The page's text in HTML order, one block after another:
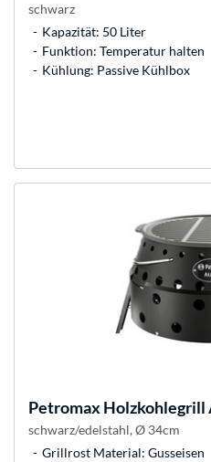
schwarz
Kapazität: 50 Liter
Funktion: Temperatur halten
Kühlung: Passive Kühlbox
PetromaxHolzkohlegrill
schwarz/edelstahl, Ø 34cm
Grillrost Material: Gusseisen